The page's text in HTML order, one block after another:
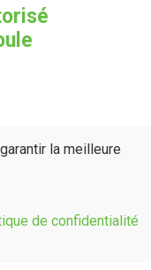
+ A2: 2008 TH3 P R
la meilleure
de confidentialité